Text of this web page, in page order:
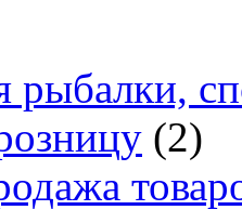
рыбалки,
(2)